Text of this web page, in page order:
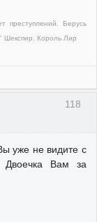
преступлений. Берусь
Шекспир. Король Лир
118
уже не видите с
Вам за